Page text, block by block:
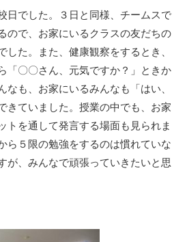
日でした。３日と同様、チームスで
ので、お家にいるクラスの友だちの
した。また、健康観察をするとき、
「〇〇さん、元気ですか？」ときか
なも、お家にいるみんなも「はい、
きていました。授業の中でも、お家
トを通して発言する場面も見られま
５限の勉強をするのは慣れていな
が、みんなで頑張っていきたいと思